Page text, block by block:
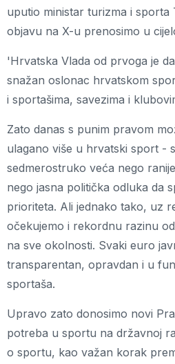
uputio ministar turizma i sporta
objavu na X-u prenosimo u
'Hrvatska Vlada od prvoga je
snažan oslonac hrvatskom
i sportašima, savezima i
Zato danas s punim pravom
ulagano više u hrvatski sport -
sedmerostruko veća nego
nego jasna politička odluka da
prioriteta. Ali jednako tako, uz
očekujemo i rekordnu razinu
na sve okolnosti. Svaki euro
transparentan, opravdan i u
sportaša.
Upravo zato donosimo novi
potreba u sportu na državnoj
o sportu, kao važan korak